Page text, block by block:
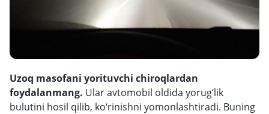
Uzoq masofani yorituvchi chiroqlardan
foydalanmang. Ular avtomobil oldida yorug‘lik
bulutini hosil qilib, ko‘rinishni yomonlashtiradi. Buning